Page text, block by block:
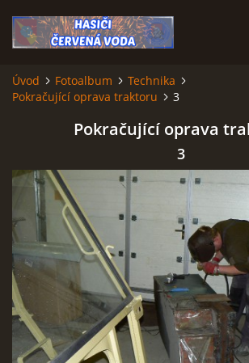
ÚVOD
VÝJEZDY V ROCE 2026
KONTAKTY
MLADÍ HASIČI
HISTORIE SBORU
Úvod Fotoalbum
Technika
Pokračující oprava traktoru
3
Pokračující oprava
3